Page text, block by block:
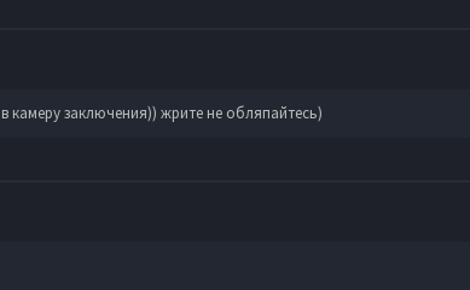
заключения)) жрите не обляпайтесь)